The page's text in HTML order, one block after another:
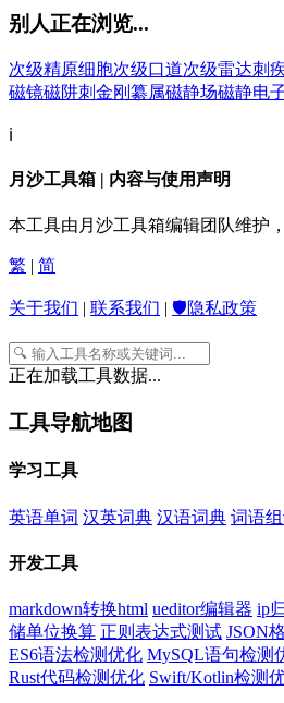
别人正在浏览...
次级精原细胞次级口道次级雷达刺
磁镜磁阱刺金刚纂属磁静场磁静电
ℹ️
月沙工具箱 | 内容与使用声明
本工具由月沙工具箱编辑团队维护
繁 | 简
关于我们 | 联系我们 | 🛡️隐私政策
正在加载工具数据...
工具导航地图
学习工具
英语单词 汉英词典 汉语词典 词语
开发工具
markdown转换html ueditor编辑器 ip
储单位换算 正则表达式测试 JSON
ES6语法检测优化 MySQL语句检测
Rust代码检测优化 Swift/Kotlin检测